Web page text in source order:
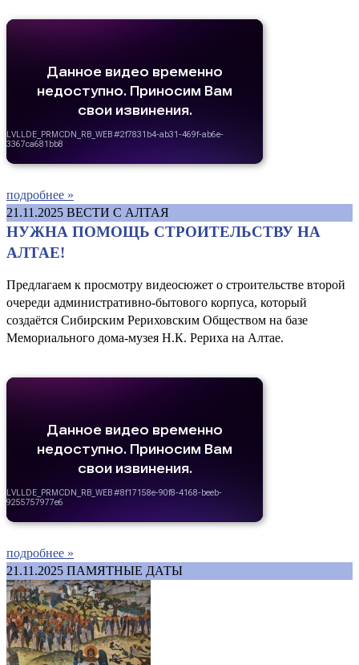
подробнее »
21.11.2025 ВЕСТИ С АЛТАЯ
НУЖНА ПОМОЩЬ СТРОИТЕЛЬСТВУ НА
АЛТАЕ!
Предлагаем к просмотру видеосюжет о строительстве второй
очереди административно-бытового корпуса, который
создаётся Сибирским Рериховским Обществом на базе
Мемориального дома-музея Н.К. Рериха на Алтае.
подробнее »
21.11.2025 ПАМЯТНЫЕ ДАТЫ